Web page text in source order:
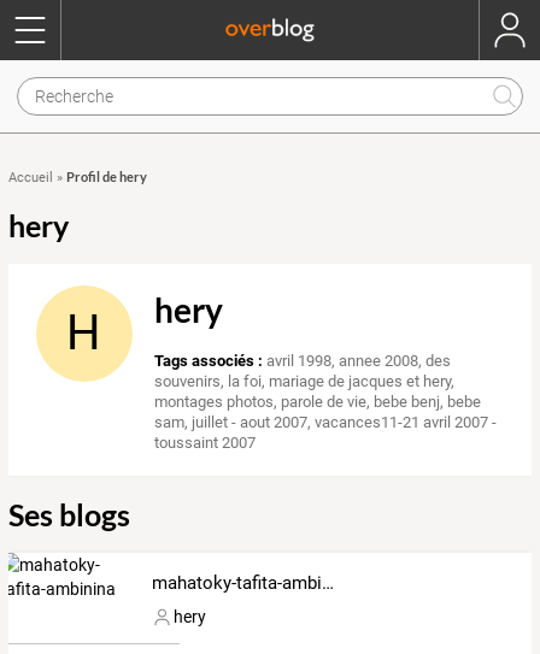
Accueil » Profil de hery
hery
H hery
Tags associés : avril 1998,annee 2008,des
souvenirs, la foi, mariage de jacques et hery,
montages photos, parole de vie, bebe benj, bebe
sam, juillet - aout 2007,vacances11-21 avril 2007 -
toussaint 2007
Ses blogs
mahatoky-tafita-ambinina
hery